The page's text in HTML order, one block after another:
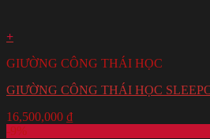
+
GIƯỜNG CÔNG THÁI HỌC
GIƯỜNG CÔNG THÁI HỌC
16,500,000 ₫
-9%